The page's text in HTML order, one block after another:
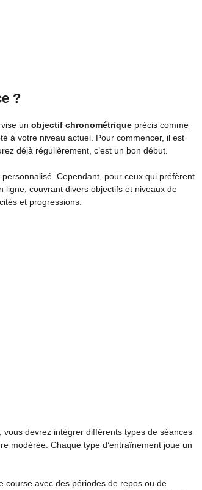
?
un objectif chronométrique précis comme
à votre niveau actuel. Pour commencer, il est
déjà régulièrement, c’est un bon début.
Cependant, pour ceux qui préfèrent
couvrant divers objectifs et niveaux de
et progressions.
, vous devrez intégrer différents types de séances
modérée. Chaque type d’entraînement joue un
course avec des périodes de repos ou de